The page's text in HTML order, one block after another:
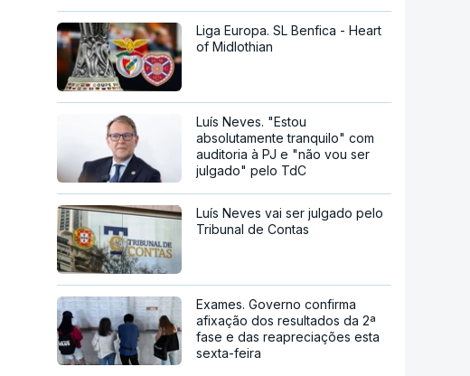
Liga Europa. SL Benfica - Heart
of Midlothian
Luís Neves. "Estou
absolutamente tranquilo" com
auditoria à PJ e "não vou ser
julgado" pelo TdC
Luís Neves vai ser julgado pelo
Tribunal de Contas
Exames. Governo confirma
afixação dos resultados da 2ª
fase e das reapreciações esta
sexta-feira